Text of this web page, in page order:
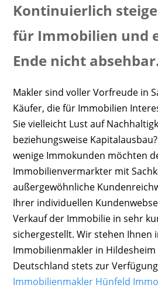
Kontinuierlich
für Immobilien und
Ende nicht
Makler sind voller Vorfreude in
Käufer, die für Immobilien
Sie vielleicht Lust auf
beziehungsweise
wenige Immokunden möchten
Immobilienvermarkter mit
außergewöhnliche
Ihrer individuellen
Verkauf der Immobilie in sehr
sichergestellt. Wir stehen Ihnen
Immobilienmakler in Hildesheim
Deutschland stets zur
Immobilienmakler Hünfeld